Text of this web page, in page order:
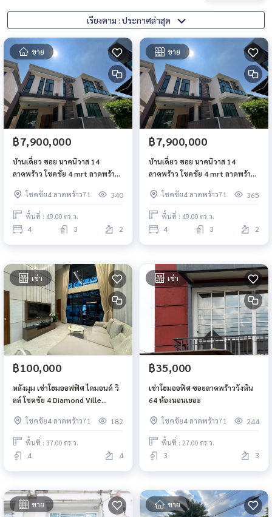
เรียงตาม : ประกาศล่าสุด
ขาย
฿7,900,000
บ้านเดี่ยว ซอย นาคนิวาส 14
ลาดพร้าว โชคชัย 4 mrt ลาดพร้าว
โชคชัย4 ลาดพร้าว71
340
พื้นที่ : 49.00 ตร.ว.
4 3 2
ขาย
฿7,900,000
บ้านเดี่ยว ซอย นาคนิวาส 14
ลาดพร้าว โชคชัย 4 mrt ลาดพร้าว
โชคชัย4 ลาดพร้าว71
365
พื้นที่ : 49.00 ตร.ว.
4 3 2
เช่า
฿100,000
หลังมุม เช่าโฮมออฟฟิศ ไดมอนด์ วิ
ลล์ โชคชัย 4 Diamond Ville
โชคชัย4 ลาดพร้าว71
182
พื้นที่ : 37.00 ตร.ว.
4 4
เช่า
฿35,000
เช่าโฮมออฟิศ ซอยลาดพร้าววังหิน
64 ห้องนอนเยอะ
โชคชัย4 ลาดพร้าว71 244
พื้นที่ : 27.00 ตร.ว.
3 3
ขาย ขาย